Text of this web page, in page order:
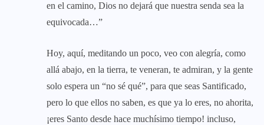
en el camino, Dios no dejará que nuestra senda sea la
equivocada…”
Hoy, aquí, meditando un poco, veo con alegría, como
allá abajo, en la tierra, te veneran, te admiran, y la gente
solo espera un “no sé qué”, para que seas Santificado,
pero lo que ellos no saben, es que ya lo eres, no ahorita,
¡eres Santo desde hace muchísimo tiempo! incluso,